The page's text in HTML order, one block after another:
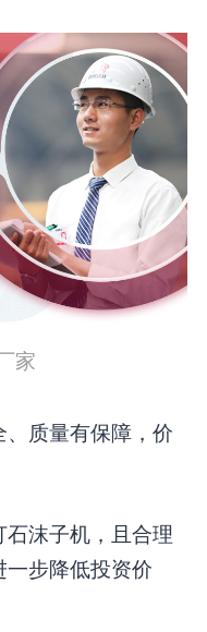
家
质量有保障，价
沫子机，且合理
步降低投资价